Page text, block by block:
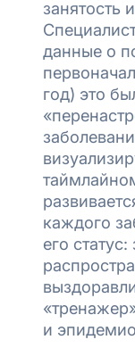
занятость
данные о
год) это
каждого
его
и